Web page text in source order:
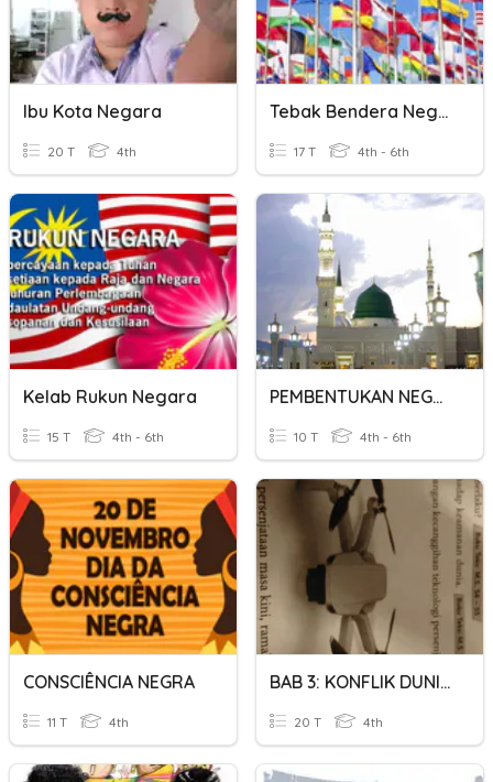
Ibu Kota Negara
20 T 4th
Tebak Bendera Negara
17 T 4th - 6th
Kelab Rukun Negara
15 T 4th - 6th
PEMBENTUKAN NEGARA MADINAH
10 T 4th - 6th
CONSCIÊNCIA NEGRA
11 T 4th
BAB 3: KONFLIK DUNIA DAN PENDUDUKAN JEPUN DI NEGARA KITA
20 T 4th